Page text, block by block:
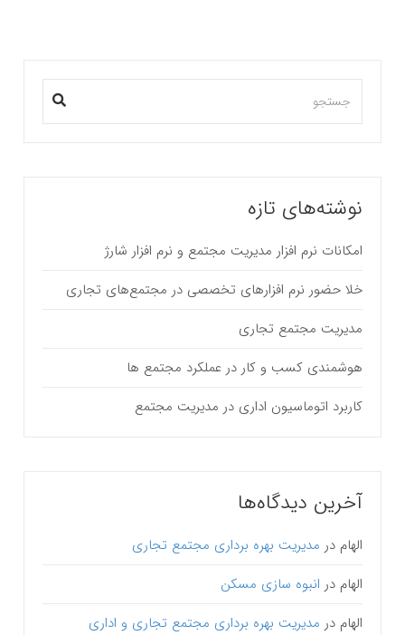
نوشته‌های تازه
امکانات نرم افزار مدیریت مجتمع و نرم افزار شارژ
خلا حضور نرم افزارهای تخصصی در مجتمع‌های تجاری
مدیریت مجتمع تجاری
هوشمندی کسب و کار در عملکرد مجتمع ها
کاربرد اتوماسیون اداری در مدیریت مجتمع
آخرین دیدگاه‌ها
الهام در مدیریت بهره برداری مجتمع تجاری
الهام در انبوه سازی مسکن
الهام در مدیریت بهره برداری مجتمع تجاری و اداری